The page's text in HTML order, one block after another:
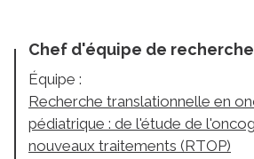
Chef d'équipe de recherche
Équipe :
Recherche translationnelle en
pédiatrique : de l'étude de
nouveaux traitements (RTOP)